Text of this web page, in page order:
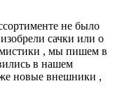
не было
сачки или о
, мы пишем в
в нашем
новые внешники ,